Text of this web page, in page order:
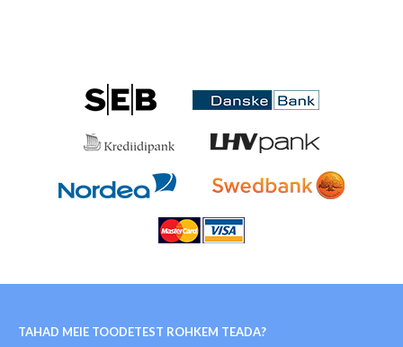
TAHAD MEIE TOODETEST ROHKEM TEADA?